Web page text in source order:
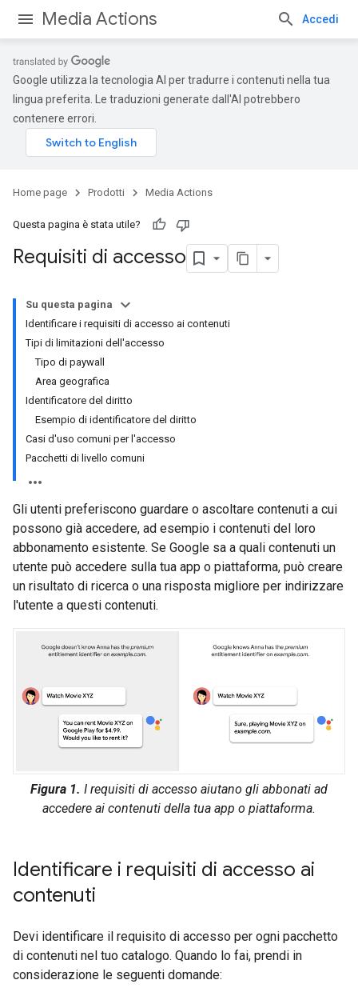
Media Actions Accedi
Google utilizza la tecnologia AI per tradurre i contenuti nella tua
lingua preferita. Le traduzioni generate dall'AI potrebbero
contenere errori.
Home page Prodotti Media Actions
Questa pagina è stata utile?
Requisiti di accesso
Su questa pagina
Identificare i requisiti di accesso ai contenuti
Tipi di limitazioni dell'accesso
Tipo di paywall
Area geografica
Identificatore del diritto
Esempio di identificatore del diritto
Casi d'uso comuni per l'accesso
Pacchetti di livello comuni
Gli utenti preferiscono guardare o ascoltare contenuti a cui
possono già accedere, ad esempio i contenuti del loro
abbonamento esistente. Se Google sa a quali contenuti un
utente può accedere sulla tua app o piattaforma, può creare
un risultato di ricerca o una risposta migliore per indirizzare
l'utente a questi contenuti.
Figura 1. I requisiti di accesso aiutano gli abbonati ad
accedere ai contenuti della tua app o piattaforma.
Identificare i requisiti di accesso ai
contenuti
Devi identificare il requisito di accesso per ogni pacchetto
di contenuti nel tuo catalogo. Quando lo fai, prendi in
considerazione le seguenti domande: